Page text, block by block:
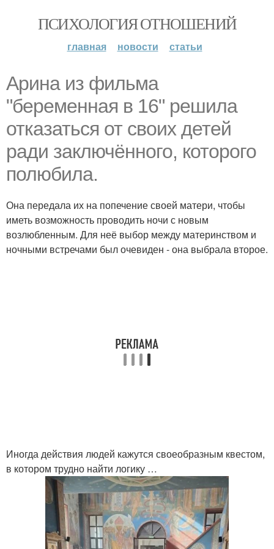
ПСИХОЛОГИЯ ОТНОШЕНИЙ
главная новости статьи
Арина из фильма
"беременная в 16" решила
отказаться от своих детей
ради заключённого, которого
полюбила.
Она передала их на попечение своей матери, чтобы
иметь возможность проводить ночи с новым
возлюбленным. Для неё выбор между материнством и
ночными встречами был очевиден - она выбрала второе.
Иногда действия людей кажутся своеобразным квестом,
в котором трудно найти логику …